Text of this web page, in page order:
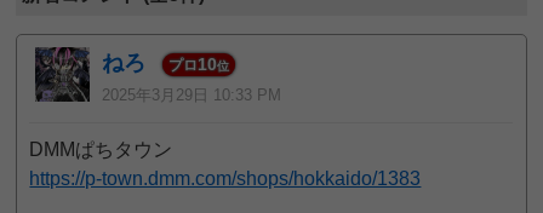
ねろ プロ10位
2025年3月29日 10:33 PM
DMMぱちタウン
https://p-town.dmm.com/shops/hokkaido/1383